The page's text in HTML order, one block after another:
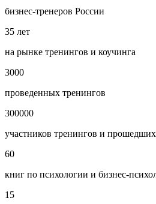
бизнес‑тренеров России
35 лет
на рынке тренингов и коучинга
3000
проведенных тренингов
300000
участников тренингов и
60
книг по психологии и
15